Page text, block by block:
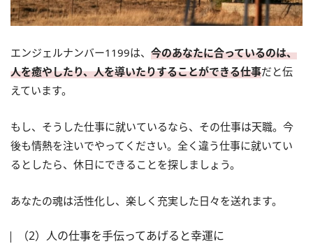
エンジェルナンバー1199は、 今のあなたに合っているのは、
人を癒やしたり、人を導いたりすることができる仕事だと伝
えています。
もし、そうした仕事に就いているなら、その仕事は天職。今
後も情熱を注いでやってください。全く違う仕事に就いてい
るとしたら、休日にできることを探しましょう。
あなたの魂は活性化し、楽しく充実した日々を送れます。
（2）人の仕事を手伝ってあげると幸運に